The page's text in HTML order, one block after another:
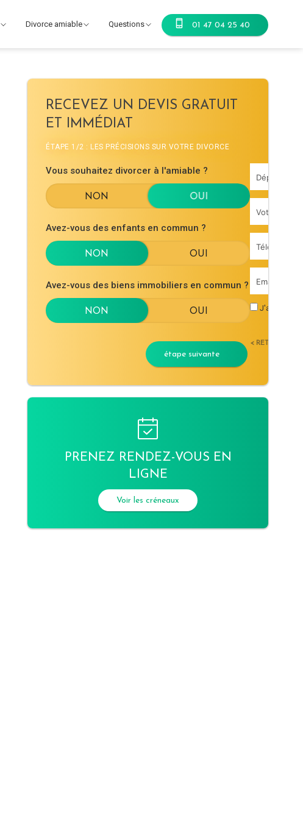
Divorce amiable Questions 01 47 04 25 40
RECEVEZ UN DEVIS GRATUIT
ET IMMÉDIAT
ÉTAPE 1/2 : LES PRÉCISIONS SUR VOTRE DIVORCE
Vous souhaitez divorcer à l'amiable ?
Avez-vous des enfants en commun ?
Avez-vous des biens immobiliers en commun ?
étape suivante
J'accepte
< RETOUR
PRENEZ RENDEZ-VOUS EN
LIGNE
Voir les créneaux